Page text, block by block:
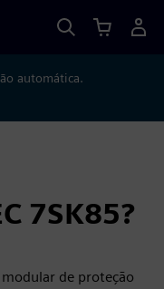
automática.
7SK85?
modular de proteção